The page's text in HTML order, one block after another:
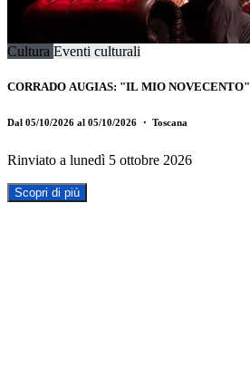
Cultura Eventi culturali
CORRADO AUGIAS: "IL MIO NOVECENTO"
Dal 05/10/2026 al 05/10/2026 ・ Toscana
Rinviato a lunedì 5 ottobre 2026
Scopri di più